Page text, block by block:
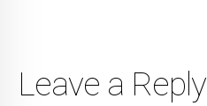
Leave a Reply